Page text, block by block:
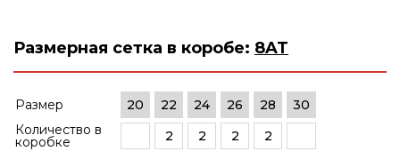
Размерная сетка в коробе: 8AT
Размер 20 22 24 26 28
30
Количество в
коробке 2 2 2 2